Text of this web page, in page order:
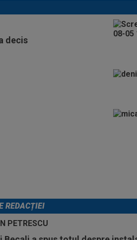
decis
REDACȚIEI